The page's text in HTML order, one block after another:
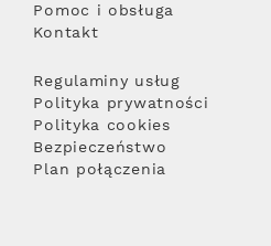
Pomoc i obsługa
Kontakt
Regulaminy usług
Polityka prywatności
Polityka cookies
Bezpieczeństwo
Plan połączenia